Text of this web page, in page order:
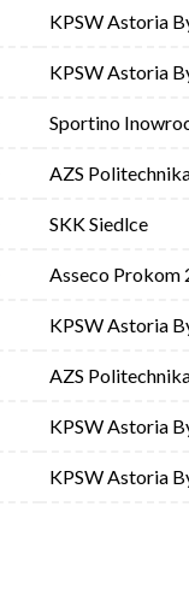
KPSW Astoria
KPSW Astoria
Sportino
AZS
SKK Siedlce
Asseco Prokom
KPSW Astoria
AZS
KPSW Astoria
KPSW Astoria